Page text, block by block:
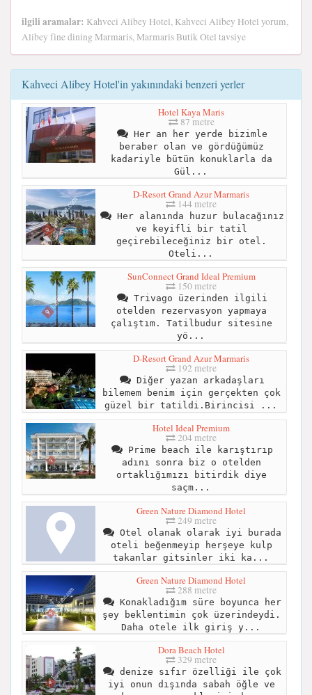
ilgili aramalar: Kahveci Alibey Hotel, Kahveci Alibey Hotel yorum,
Alibey fine dining Marmaris, Marmaris Butik Otel tavsiye
Kahveci Alibey Hotel'in yakınındaki benzeri yerler
Hotel Kaya Maris
87 metre
Her an her yerde bizimle
beraber olan ve gördüğümüz
kadariyle bütün konuklarla da
Gül...
D-Resort Grand Azur Marmaris
144 metre
Her alanında huzur bulacağınız
ve keyifli bir tatil
geçirebileceğiniz bir otel.
Oteli...
SunConnect Grand Ideal Premium
150 metre
Trivago üzerinden ilgili
otelden rezervasyon yapmaya
çalıştım. Tatilbudur sitesine
yö...
D-Resort Grand Azur Marmaris
192 metre
Diğer yazan arkadaşları
bilemem benim için gerçekten çok
güzel bir tatildi.Birincisi ...
Hotel Ideal Premium
204 metre
Prime beach ile karıştırıp
adını sonra biz o otelden
ortaklığımızı bitirdik diye
saçm...
Green Nature Diamond Hotel
249 metre
Otel olanak olarak iyi burada
oteli beğenmeyip herşeye kulp
takanlar gitsinler iki ka...
Green Nature Diamond Hotel
288 metre
Konakladığım süre boyunca her
şey beklentimin çok üzerindeydi.
Daha otele ilk giriş y...
Dora Beach Hotel
329 metre
denize sıfır özelliği ile çok
iyi onun dışında sabah öğle ve